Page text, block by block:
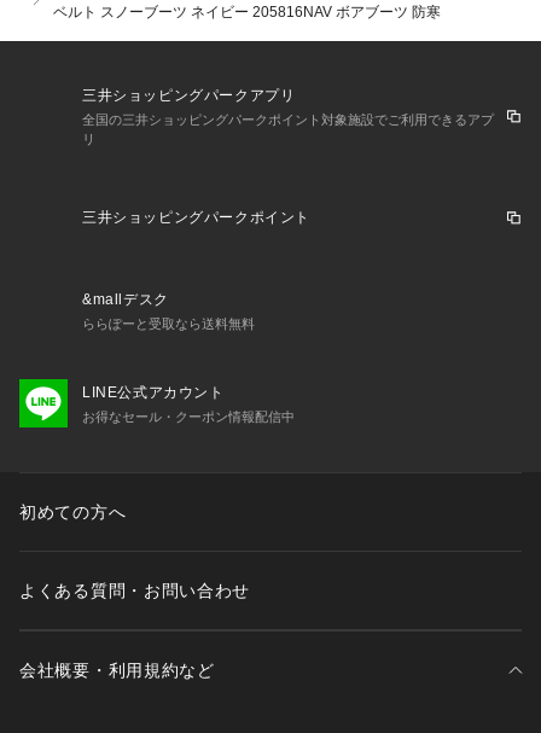
め、多少の誤差が生じる場合があります。
【こちらの商品について】
生じている場合がありますが、使用上問題無いと判断したもの
を販売しております。あらかじめご了承のうえ、お買い求めく
ださい。
がある場合はメールにてお問い合わせください。
※ブラウザやお使いのモニター環境により、掲載画像と実際の
商品の色味が若干異なる場合があります。
い。2026年秋冬モデル 2026fwmodel イフミー IFME スーパ
ースポーツゼビオ ゼビオ Super Sports XEBIO スポーツシュ
快適 履き心地 グリップ性 雪 雨 紺 こん
ベルト スノーブーツ ネイビー 205816NAV ボアブーツ 防寒
三井ショッピングパークアプリ
全国の三井ショッピングパークポイント対象施設でご利用できるアプ
リ
三井ショッピングパークポイント
&mallデスク
ららぽーと受取なら送料無料
LINE公式アカウント
お得なセール・クーポン情報配信中
初めての方へ
よくある質問・お問い合わせ
会社概要・利用規約など